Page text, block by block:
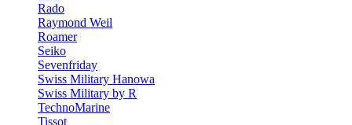
Rado
Raymond Weil
Roamer
Seiko
Sevenfriday
Swiss Military Hanowa
Swiss Military by R
TechnoMarine
Tissot